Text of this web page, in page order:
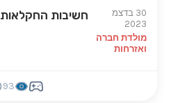
30 בדצמ
2023
מולדת חברה
ואזרחות
חשיבות החקלאות
93